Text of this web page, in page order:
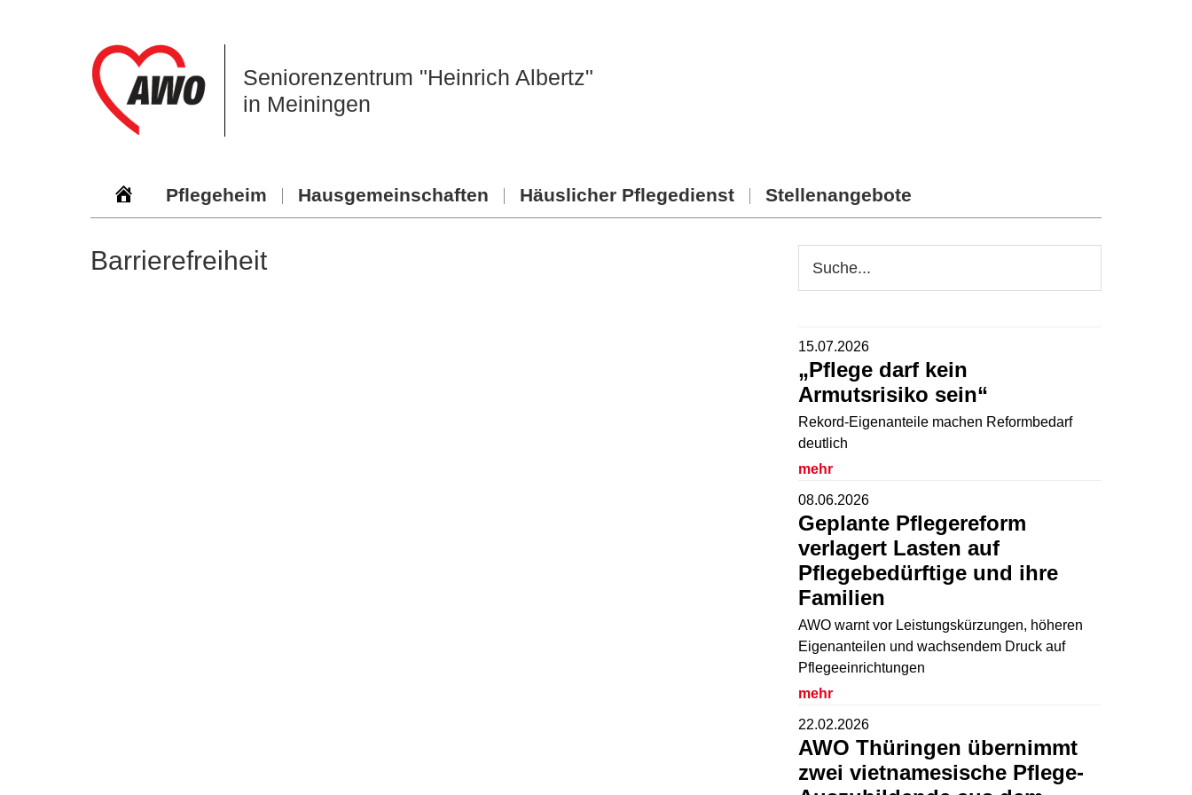
Seniorenzentrum "Heinrich Albertz"
in Meiningen
Pflegeheim Hausgemeinschaften Häuslicher Pflegedienst Stellenangebote
Barrierefreiheit Seitenspalte
durchsuchen
15.07.2026
„Pflege darf kein
Armutsrisiko sein“
Rekord-Eigenanteile machen Reformbedarf
deutlich
mehr
08.06.2026
Geplante Pflegereform
verlagert Lasten auf
Pflegebedürftige und ihre
Familien
AWO warnt vor Leistungskürzungen, höheren
Eigenanteilen und wachsendem Druck auf
Pflegeeinrichtungen
mehr
22.02.2026
AWO Thüringen übernimmt
zwei vietnamesische Pflege-